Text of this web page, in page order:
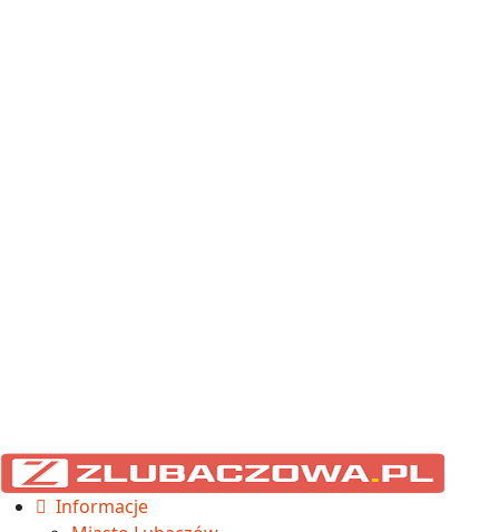
Informacje